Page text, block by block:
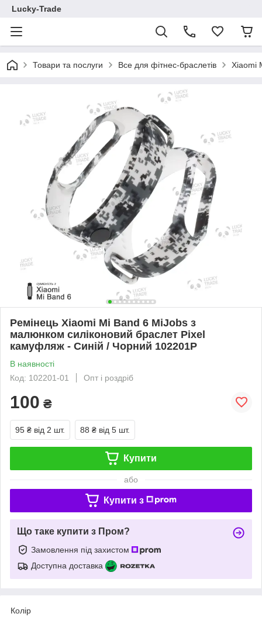
Lucky-Trade
Товари та послуги Все для фітнес-браслетів Xiaomi
Ремінець Xiaomi Mi Band 6 MiJobs з
малюнком силіконовий браслет Pixel
камуфляж - Синій / Чорний 102201P
В наявності
Код: 102201-01
Опт і роздріб
100 ₴
95 ₴ від 2 шт. 88 ₴ від 5 шт.
Купити
або
Купити з
Що таке купити з Пром?
Замовлення під захистом
Доступна доставка
Колір